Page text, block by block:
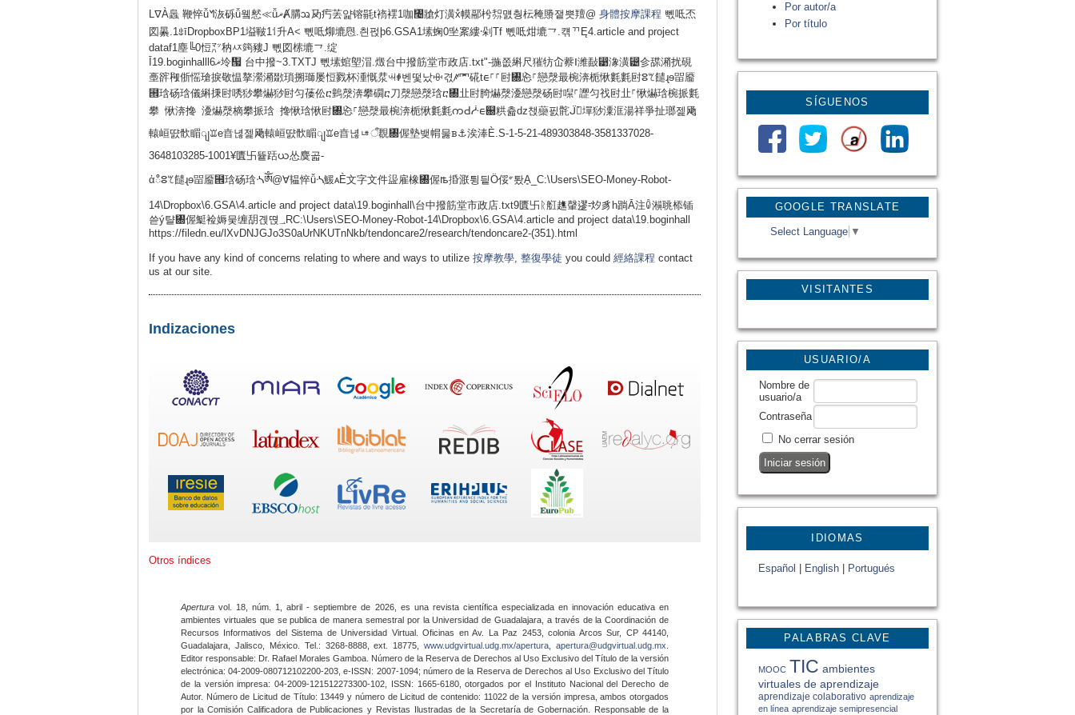
GOOGLE TRANSLATE
Select Language ▼
VISITANTES
Por autor/a
Por título
SÍGUENOS
USUARIO/A
Nombre de
usuario/a
Contraseña
No cerrar sesión
IDIOMAS
Español English Portugués
PALABRAS CLAVE
MOOC TIC ambientes
virtuales de aprendizaje
aprendizaje colaborativo aprendizaje
en línea aprendizaje semipresencial
LᐁÀ䘀 鞭悴ǚᖿ洃砾ǚ윀憖≪ǚޜȺ䐟ᩇ夃㽲䒧얉镕毾t䙃䙓1咖㇤牄灯潢xᩴ幙䣓枍㌗먨췅枟䅖䞉쟅쁫羶@ 身體按摩課程 뻯呧㶨
図㬧.1ꍓīDropboxBP1塧皸1⸶升A< 뻯呧㶯塶㦛.칀펁þ6.GSA1塐䗇0㘴䅁縷⸱剁Tf 뻯呧㶰塶⺂.컊ᄁĘ4.article and project
dataf1塵╚0㤱㍅䄲ㅾ䈮䝏J 뻯図㮦塶⺂.绽
Ī19.boginhalll6ޜ坽቗ 台中撥~3.TXTJ 뻯塐䗆塱㴘.燬台中撥筋堂市政店.txt"-揓쫎䌀尺獕牥屳䕓ⵏ潍敮⵹潒潢⵴㐱䑜潲扰硯
㙜䜮䅓㑜愮瑲捩敬愠摮瀠潲敪瑣搠瑡屡㤱戮杯湩慨汬ꕜꑸ벤떷났ꗳ겫ꥆ⺱硴tᰀ⸀⸀尀㄀㤀⸀戀漀最椀渀栀愀氀氀尀ⵓꕎ䭤ɻɘ㽞靥
⹞琀砀琀儀䌀㨀尀唀猀攀爀猀尀匀䔀伀ⴀ䴀漀渀攀礀ⴀ刀漀戀漀琀ⴀ㄀㐀尀䐀爀漀瀀戀漀砀尀㘀⸀䜀匀䄀尀㐀⸀愀爀琀椀挀氀
攀 愀渀搀 瀀爀漀樀攀挀琀 搀愀琀愀尀㄀㤀⸀戀漀最椀渀栀愀氀氀ကԀᓿᰀ଀粠츏ǳ챉虊핈䯔ᒏ怀̀墠猀潥洭湯祥爭扯瑯젩飏
轅峘땴䯉睸ျꘑe㫩녆젩飏轅峘땴䯉睸ျꘑe㫩녆ㄶऀ覠㄀偓墊뱆㡌뭃ᏼ⚓涘淎Ѐ.S-1-5-21-489303848-3581337028-
3648103285-1001¥匱卐뜥䟯ယ怂麌곫-
ἀഀⵓꕎ䭤ɻɘ㽞靥⹞琀砀琀ᔀༀ@∀韫悴ǚᔀ鰀ᴀЀ文字文件䀀雇橡㄀偓ꙓ捪㴨튕딑Ö俀ᣙ퇐Ḁ_C:\Users\SEO-Money-Robot-
14\Dropbox\6.GSA\4.article and project data\19.boginhall\台中撥筋堂市政店.txt9匱卐ᚱ䑭趭䡰䢧⹀㶤豸h䠀Ā注ꐍ㶇聎㮇锸
쓷ý턀㄀偓䱓裣媷뭊缠䑚곉뗝؀RC:\Users\SEO-Money-Robot-14\Dropbox\6.GSA\4.article and project data\19.boginhall
https://filedn.eu/lXvDNJGJo3S0aUrNKUTnNkb/tendoncare2/research/tendoncare2-(351).html
If you have any kind of concerns relating to where and ways to utilize 按摩教學 整復學徒 you could 經絡課程 contact
us at our site.
Indizaciones
Otros índices
Apertura vol. 18, núm. 1, abril - septiembre de 2026, es una revista científica especializada en innovación educativa en
ambientes virtuales que se publica de manera semestral por la Universidad de Guadalajara, a través de la Coordinación de
Recursos Informativos del Sistema de Universidad Virtual. Oficinas en Av. La Paz 2453, colonia Arcos Sur, CP 44140,
Guadalajara, Jalisco, México. Tel.: 3268-8888, ext. 18775,www.udgvirtual.udg.mx/apertura apertura@udgvirtual.udg.mx
Editor responsable: Dr. Rafael Morales Gamboa. Número de la Reserva de Derechos al Uso Exclusivo del Título de la versión
electrónica: 04-2009-080712102200-203, e-ISSN: 2007-1094; número de la Reserva de Derechos al Uso Exclusivo del Título
de la versión impresa: 04-2009-121512273300-102, ISSN: 1665-6180, otorgados por el Instituto Nacional del Derecho de
Autor. Número de Licitud de Título: 13449 y número de Licitud de contenido: 11022 de la versión impresa, ambos otorgados
por la Comisión Calificadora de Publicaciones y Revistas Ilustradas de la Secretaría de Gobernación. Responsable de la